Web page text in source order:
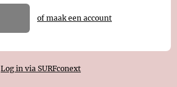
of maak een account
Log in via SURFconext